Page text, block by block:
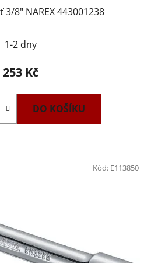
8" NAREX 443001238
1-2 dny
253 Kč
DO KOŠÍKU
Kód: E113850